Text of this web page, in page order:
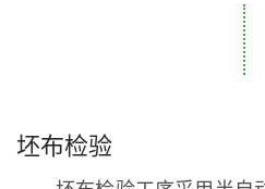
坯布检验